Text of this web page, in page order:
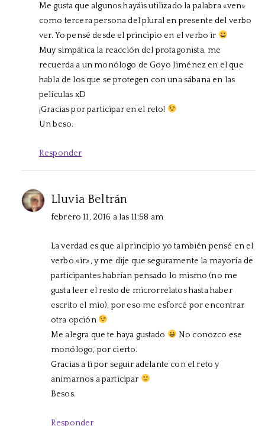
Me gusta que algunos hayáis utilizado la palabra «ven»
como tercera persona del plural en presente del verbo
ver. Yo pensé desde el principio en el verbo ir
Muy simpática la reacción del protagonista, me
recuerda a un monólogo de Goyo Jiménez en el que
habla de los que se protegen con una sábana en las
películas xD
¡Gracias por participar en el reto!
Un beso.
Responder
Lluvia Beltrán
febrero 11, 2016 a las 11:58 am
La verdad es que al principio yo también pensé en el
verbo «ir», y me dije que seguramente la mayoría de
participantes habrían pensado lo mismo (no me
gusta leer el resto de microrrelatos hasta haber
escrito el mío), por eso me esforcé por encontrar
otra opción
Me alegra que te haya gustado
No conozco ese
monólogo, por cierto.
Gracias a ti por seguir adelante con el reto y
animarnos a participar
Besos.
Responder